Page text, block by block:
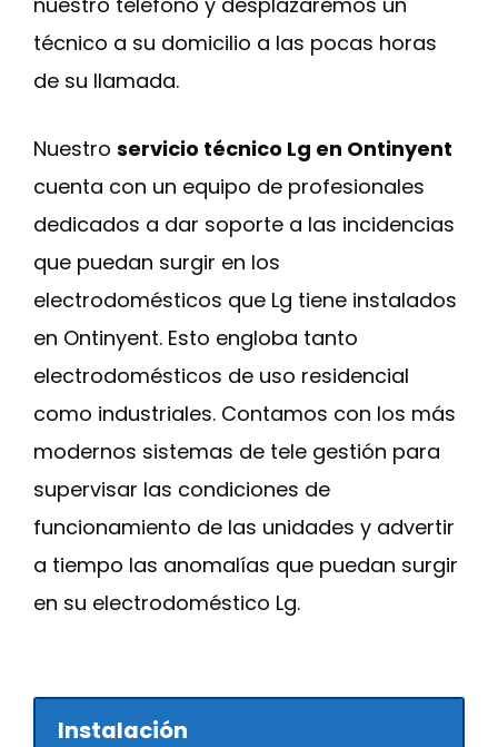
técnico a su domicilio a las pocas horas
de su llamada.
Nuestro servicio técnico Lg en Ontinyent
cuenta con un equipo de profesionales
dedicados a dar soporte a las incidencias
que puedan surgir en los
electrodomésticos que Lg tiene instalados
en Ontinyent. Esto engloba tanto
electrodomésticos de uso residencial
como industriales. Contamos con los más
modernos sistemas de tele gestión para
supervisar las condiciones de
funcionamiento de las unidades y advertir
a tiempo las anomalías que puedan surgir
en su electrodoméstico Lg.
Instalación